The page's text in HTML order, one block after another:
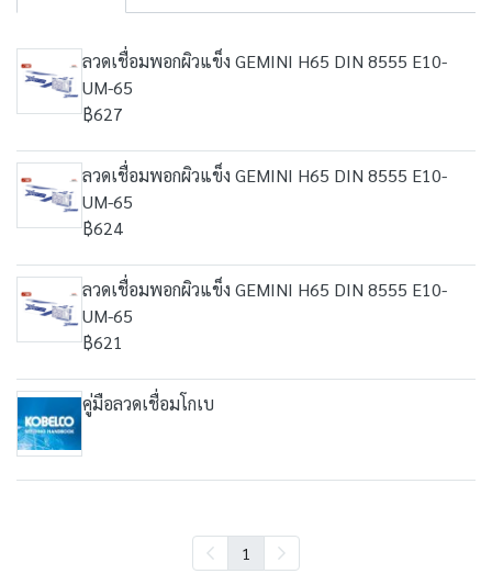
ลวดเชื่อมพอกผิวแข็ง GEMINI H65 DIN 8555 E10-
UM-65
฿627
ลวดเชื่อมพอกผิวแข็ง GEMINI H65 DIN 8555 E10-
UM-65
฿624
ลวดเชื่อมพอกผิวแข็ง GEMINI H65 DIN 8555 E10-
UM-65
฿621
คู่มือลวดเชื่อมโกเบ
1